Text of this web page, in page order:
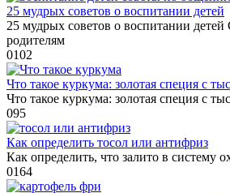
25 мудрых советов о воспитании детей
25 мудрых советов о воспитании
родителям
0102
Что такое куркума: золотая специя с
Что такое куркума: золотая специя с
095
Как определить тосол или антифриз
Как определить, что залито в систему
0164